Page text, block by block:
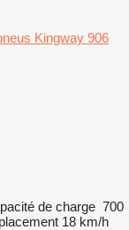
Kingway 906
de charge 700
18 km/h